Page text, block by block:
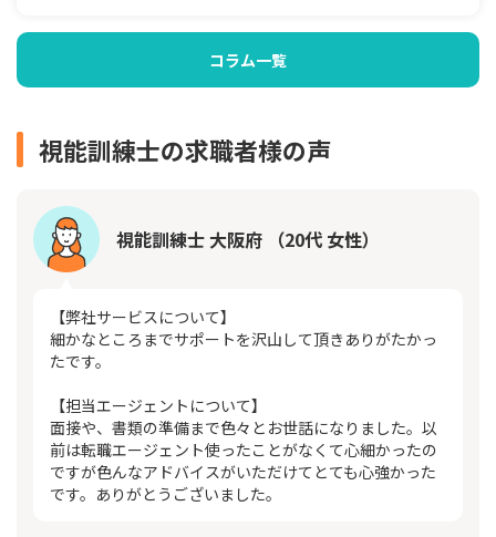
コラム一覧
視能訓練士の求職者様の声
視能訓練士 大阪府 （20代 女性）
【弊社サービスについて】
細かなところまでサポートを沢山して頂きありがたかっ
たです。
【担当エージェントについて】
面接や、書類の準備まで色々とお世話になりました。以
前は転職エージェント使ったことがなくて心細かったの
ですが色んなアドバイスがいただけてとても心強かった
です。ありがとうございました。